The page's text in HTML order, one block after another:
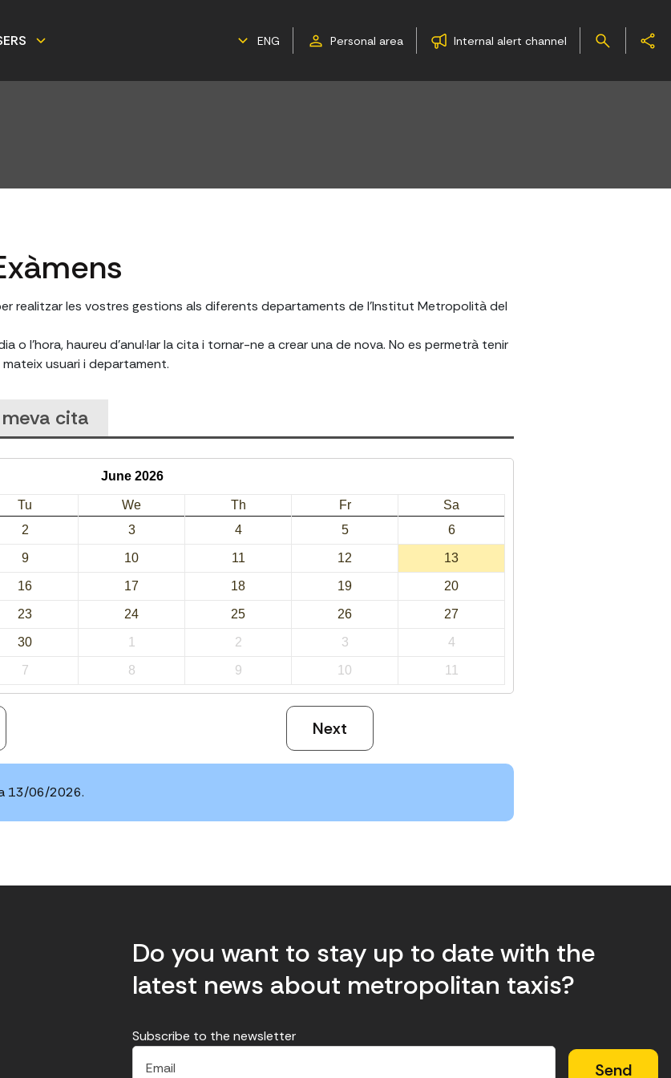
ENG Personal area Internal alert channel
realitzar les vostres gestions als diferents departaments de l'Institut Metropolità del
o l'hora, haureu d'anul·lar la cita i tornar-ne a crear una de nova. No es permetrà tenir
usuari i departament.
cita
June 2026
Tu We Th Fr
Sa
2 3 4 5 6
9 10 11 12 13
16 17 18 19 20
23 24 25 26 27
30 1 2 3 4
7 8 9 10 11
Next
13/06/2026.
Do you want to stay up to date with the
latest news about metropolitan taxis?
E
E
H
×
Subscribe to the newsletter
E